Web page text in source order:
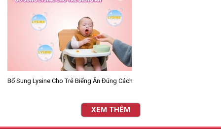
Bổ Sung Lysine Cho Trẻ Biếng Ăn Đúng Cách
XEM THÊM